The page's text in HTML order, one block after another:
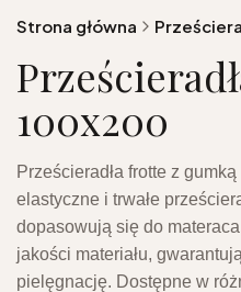
Strona główna
100x200
Prześcieradła frotte z
elastyczne i trwałe
dopasowują się do
jakości materiału,
pielęgnację. Dostępne w